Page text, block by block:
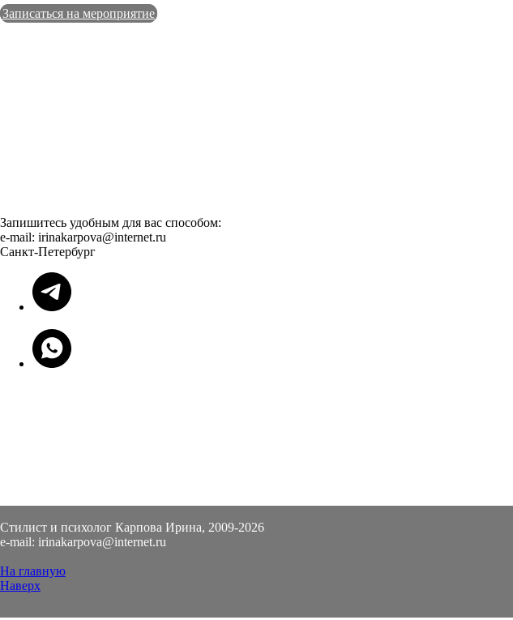
Записаться на мероприятие
Запишитесь удобным для вас способом:
e-mail: irinakarpova@internet.ru
Санкт-Петербург
Стилист и психолог Карпова Ирина, 2009-2026
e-mail: irinakarpova@internet.ru
На главную
Наверх